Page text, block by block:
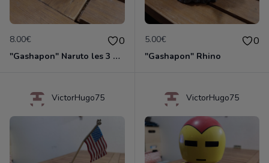
8.00€ 0
"Gashapon" Naruto les 3 ninjas Légendaire
5.00€ 0
"Gashapon" Rhino
VictorHugo75 VictorHugo75